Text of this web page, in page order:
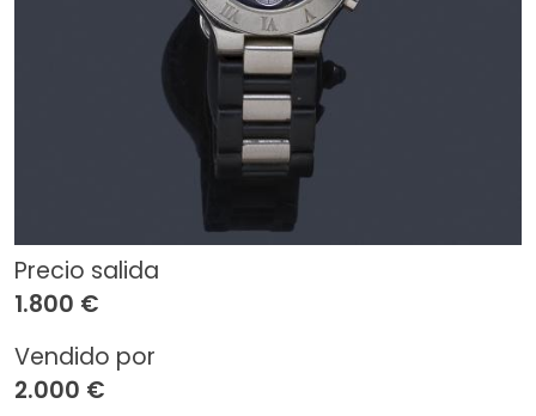
Precio salida
1.800 €
Vendido por
2.000 €